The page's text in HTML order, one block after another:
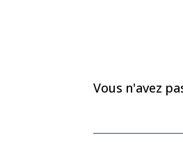
Vous n'avez